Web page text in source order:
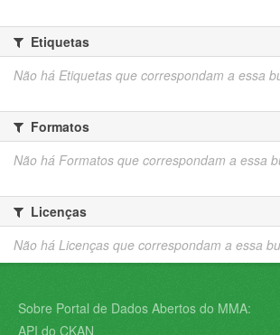
Etiquetas
Não há Etiquetas que correspondam a essa
Formatos
Não há Formatos que correspondam a essa
Licenças
Não há Licenças que correspondam a essa
Sobre Portal de Dados Abertos do MMA:
API do CKAN